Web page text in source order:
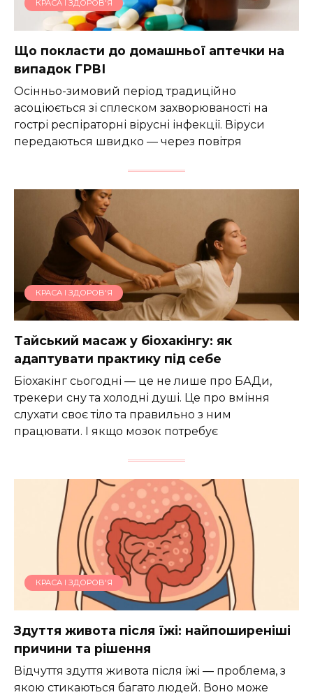
КРАСА І ЗДОРОВ'Я
Що покласти до домашньої аптечки на
випадок ГРВІ
Осінньо-зимовий період традиційно
асоціюється зі сплеском захворюваності на
гострі респіраторні вірусні інфекції. Віруси
передаються швидко — через повітря
КРАСА І ЗДОРОВ'Я
Тайський масаж у біохакінгу: як
адаптувати практику під себе
Біохакінг сьогодні — це не лише про БАДи,
трекери сну та холодні душі. Це про вміння
слухати своє тіло та правильно з ним
працювати. І якщо мозок потребує
КРАСА І ЗДОРОВ'Я
Здуття живота після їжі: найпоширеніші
причини та рішення
Відчуття здуття живота після їжі — проблема, з
якою стикаються багато людей. Воно може